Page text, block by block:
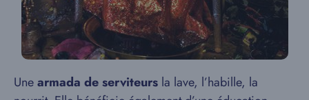
Unearmada de serviteurs la lave, l’habille, la